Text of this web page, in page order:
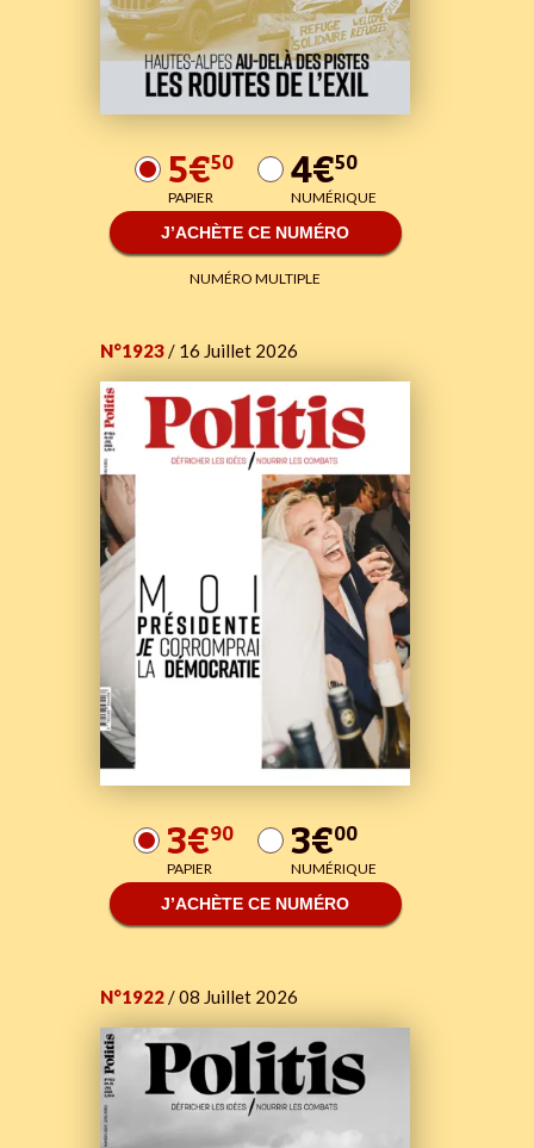
5€50
PAPIER 4€50
NUMÉRIQUE
J’ACHÈTE CE NUMÉRO
NUMÉRO MULTIPLE
N°1923/ 16 Juillet 2026
3€90
PAPIER 3€00
NUMÉRIQUE
J’ACHÈTE CE NUMÉRO
N°1922/ 08 Juillet 2026